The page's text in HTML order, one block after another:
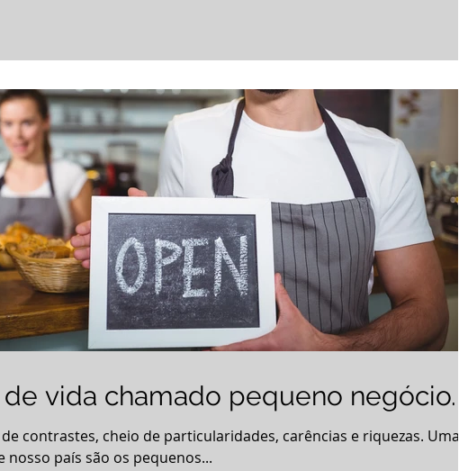
vida chamado pequeno negócio.
contrastes, cheio de particularidades, carências e riquezas. Uma
nosso país são os pequenos...